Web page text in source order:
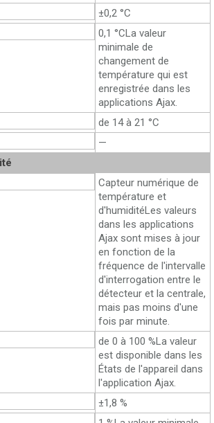
±0,2 °C
0,1 °CLa valeur
minimale de
changement de
température qui est
enregistrée dans les
applications Ajax.
de 14 à 21 °C
—
Capteur numérique de
température et
d'humiditéLes valeurs
dans les applications
Ajax sont mises à jour
en fonction de la
fréquence de l'intervalle
d'interrogation entre le
détecteur et la centrale,
mais pas moins d'une
fois par minute.
de 0 à 100 %La valeur
est disponible dans les
États de l'appareil dans
l'application Ajax.
±1,8 %